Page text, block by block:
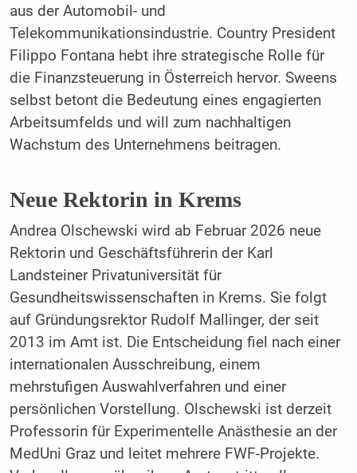
aus der Automobil- und
Telekommunikationsindustrie. Country President
Filippo Fontana hebt ihre strategische Rolle für
die Finanzsteuerung in Österreich hervor. Sweens
selbst betont die Bedeutung eines engagierten
Arbeitsumfelds und will zum nachhaltigen
Wachstum des Unternehmens beitragen.
Neue Rektorin in Krems
Andrea Olschewski wird ab Februar 2026 neue
Rektorin und Geschäftsführerin der Karl
Landsteiner Privatuniversität für
Gesundheitswissenschaften in Krems. Sie folgt
auf Gründungsrektor Rudolf Mallinger, der seit
2013 im Amt ist. Die Entscheidung fiel nach einer
internationalen Ausschreibung, einem
mehrstufigen Auswahlverfahren und einer
persönlichen Vorstellung. Olschewski ist derzeit
Professorin für Experimentelle Anästhesie an der
MedUni Graz und leitet mehrere FWF-Projekte.